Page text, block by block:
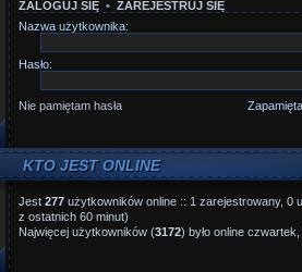
ZALOGUJ SIĘ • ZAREJESTRUJ SIĘ
Nazwa użytkownika:
Hasło:
Nie pamiętam hasła
KTO JEST ONLINE
Jest 277 użytkowników online :: 1 zarejestrowany, 0
z ostatnich 60 minut)
Najwięcej użytkowników (3172) było online